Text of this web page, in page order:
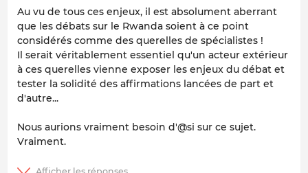
Au vu de tous ces enjeux, il est absolument aberrant
que les débats sur le Rwanda soient à ce point
considérés comme des querelles de spécialistes !
Il serait véritablement essentiel qu'un acteur extérieur
à ces querelles vienne exposer les enjeux du débat et
tester la solidité des affirmations lancées de part et
d'autre...
Nous aurions vraiment besoin d'@si sur ce sujet.
Vraiment.